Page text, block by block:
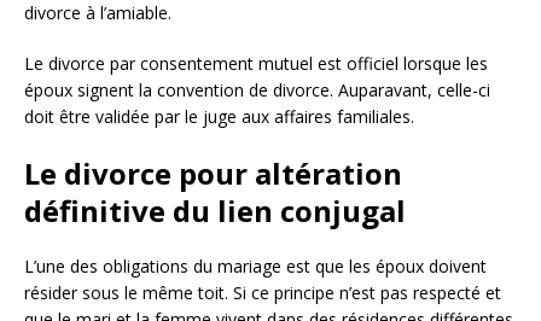
divorce à l’amiable.
Le divorce par consentement mutuel est officiel lorsque les
époux signent la convention de divorce. Auparavant, celle-ci
doit être validée par le juge aux affaires familiales.
Le divorce pour altération
définitive du lien conjugal
L’une des obligations du mariage est que les époux doivent
résider sous le même toit. Si ce principe n’est pas respecté et